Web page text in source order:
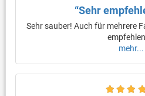
“Sehr
Sehr sauber! Auch für mehrere
mehr...